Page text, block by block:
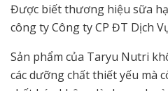
Được biết thương hiệu sữa
công ty Công ty CP ĐT Dịch
Sản phẩm của Taryu Nutri
các dưỡng chất thiết yếu mà